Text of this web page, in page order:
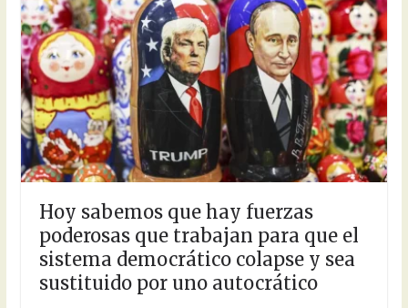
Hoy sabemos que hay fuerzas
poderosas que trabajan para que el
sistema democrático colapse y sea
sustituido por uno autocrático